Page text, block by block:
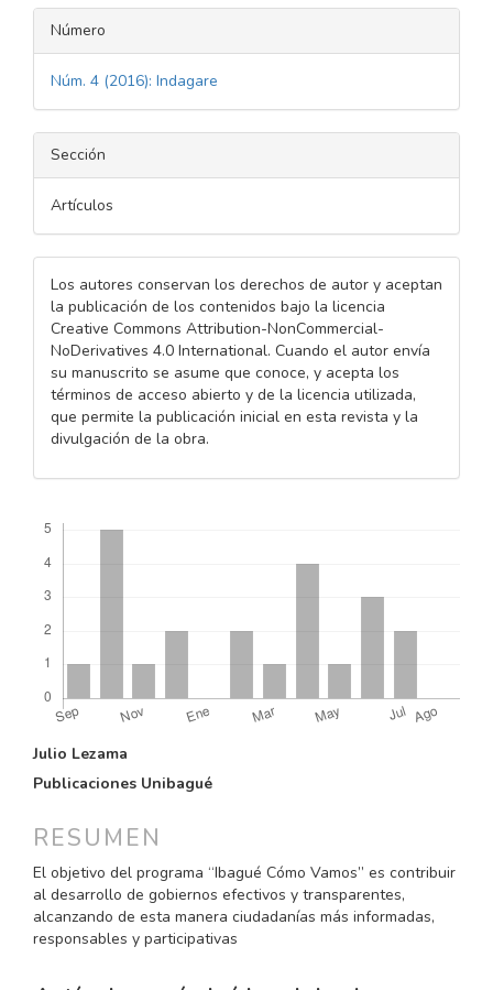
Número
Núm. 4 (2016): Indagare
Sección
Artículos
Los autores conservan los derechos de autor y aceptan
la publicación de los contenidos bajo la licencia
Creative Commons Attribution-NonCommercial-
NoDerivatives 4.0 International. Cuando el autor envía
su manuscrito se asume que conoce, y acepta los
términos de acceso abierto y de la licencia utilizada,
que permite la publicación inicial en esta revista y la
divulgación de la obra.
CONTENIDO
PRINCIPAL
ARTÍCULO
Julio Lezama
Publicaciones Unibagué
RESUMEN
El objetivo del programa “Ibagué Cómo Vamos” es contribuir
al desarrollo de gobiernos efectivos y transparentes,
alcanzando de esta manera ciudadanías más informadas,
responsables y participativas